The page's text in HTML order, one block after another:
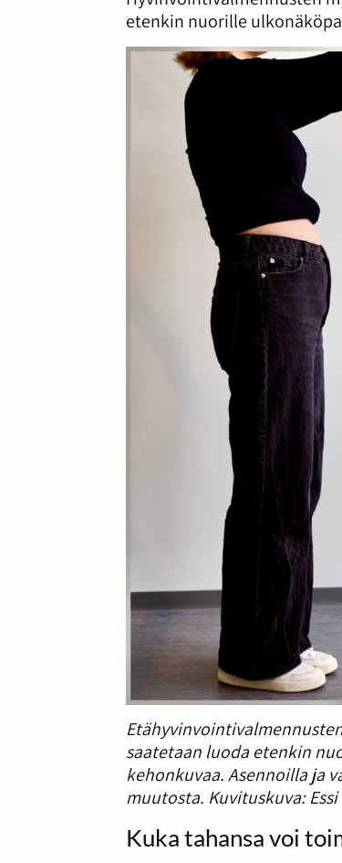
etenkin nuorille
saatetaan luoda etenkin
kehonkuvaa. Asennoilla ja
muutosta. Kuvituskuva: Essi
Kuka tahansa voi